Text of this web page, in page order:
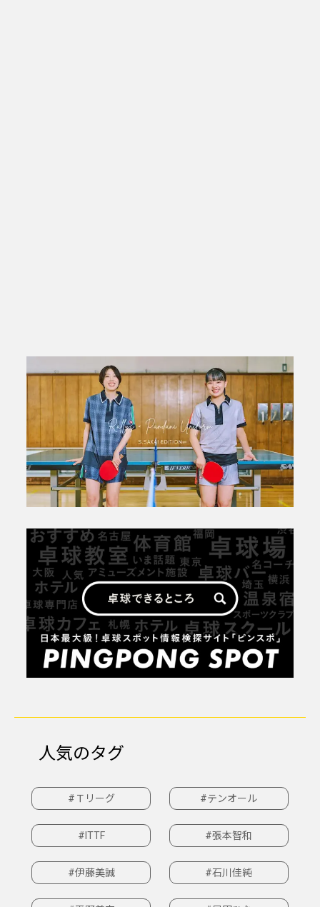
人気のタグ
#Ｔリーグ #テンオール
#ITTF #張本智和
#伊藤美誠 #石川佳純